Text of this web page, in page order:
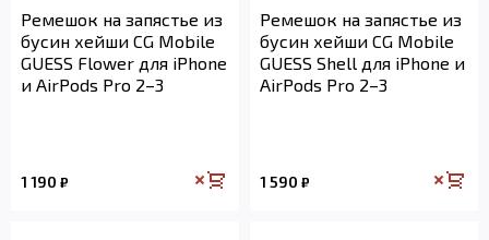
Ремешок на запястье из
бусин хейши CG Mobile
GUESS Flower для iPhone
и AirPods Pro 2–3
1 190 ₽
Ремешок на запястье из
бусин хейши CG Mobile
GUESS Shell для iPhone и
AirPods Pro 2–3
1 590 ₽